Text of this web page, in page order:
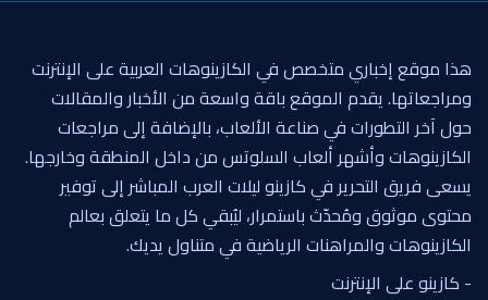
هذا موقع إخباري متخصص في الكازينوهات العربية على الإنترنت
ومراجعاتها. يقدم الموقع باقة واسعة من الأخبار والمقالات
حول آخر التطورات في صناعة الألعاب، بالإضافة إلى مراجعات
الكازينوهات وأشهر ألعاب السلوتس من داخل المنطقة وخارجها.
يسعى فريق التحرير في كازينو ليلات العرب المباشر إلى توفير
محتوى موثوق ومُحدّث باستمرار، ليُبقي كل ما يتعلق بعالم
الكازينوهات والمراهنات الرياضية في متناول يديك.
- كازينو على الإنترنت